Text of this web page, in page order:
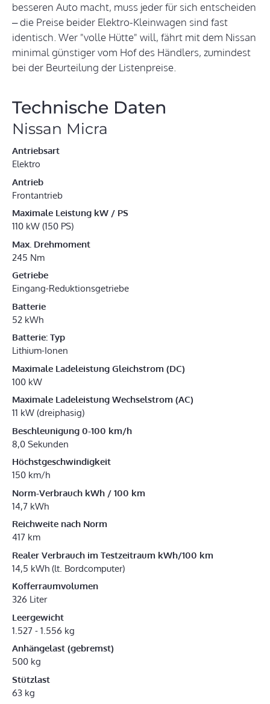
besseren Auto macht, muss jeder für sich entscheiden
– die Preise beider Elektro-Kleinwagen sind fast
identisch. Wer "volle Hütte" will, fährt mit dem Nissan
minimal günstiger vom Hof des Händlers, zumindest
bei der Beurteilung der Listenpreise.
Technische Daten
Nissan Micra
Antriebsart
Elektro
Antrieb
Frontantrieb
Maximale Leistung kW / PS
110 kW (150 PS)
Max. Drehmoment
245 Nm
Getriebe
Eingang-Reduktionsgetriebe
Batterie
52 kWh
Batterie: Typ
Lithium-Ionen
Maximale Ladeleistung Gleichstrom (DC)
100 kW
Maximale Ladeleistung Wechselstrom (AC)
11 kW (dreiphasig)
Beschleunigung 0-100 km/h
8,0 Sekunden
Höchstgeschwindigkeit
150 km/h
Norm-Verbrauch kWh / 100 km
14,7 kWh
Reichweite nach Norm
417 km
Realer Verbrauch im Testzeitraum kWh/100 km
14,5 kWh (lt. Bordcomputer)
Kofferraumvolumen
326 Liter
Leergewicht
1.527 - 1.556 kg
Anhängelast (gebremst)
500 kg
Stützlast
63 kg